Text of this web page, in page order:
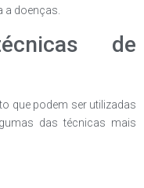
doenças.
de
que podem ser utilizadas
das técnicas mais